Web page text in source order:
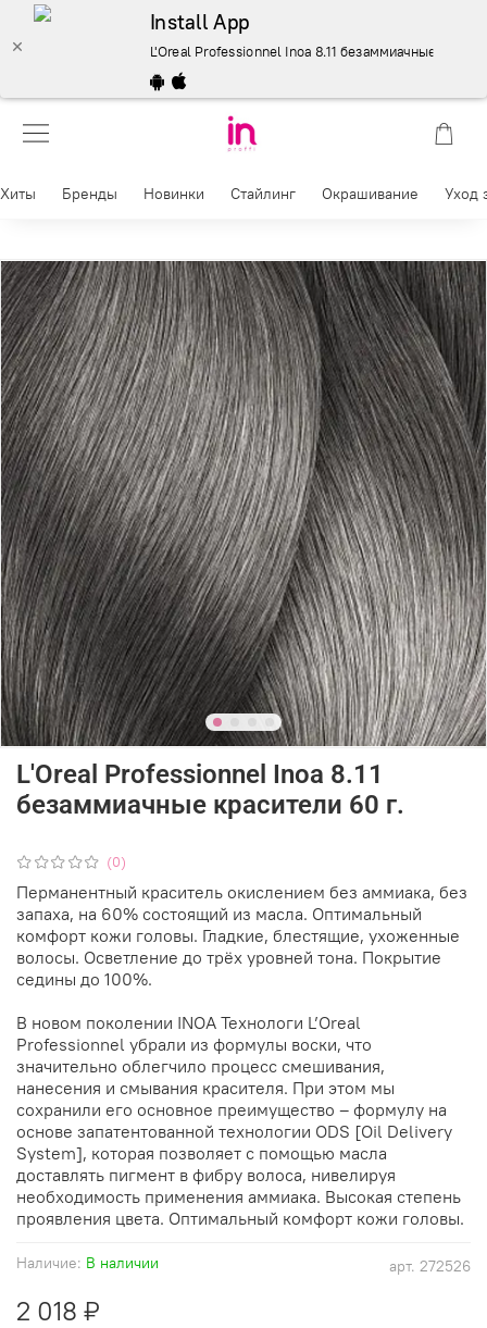
Install App
L'Oreal Professionnel Inoa 8.11 безаммиачные
Хиты Бренды Новинки Стайлинг Окрашивание Уход
(0)
арт. 272526
Наличие: В наличии
L'Oreal Professionnel Inoa 8.11
безаммиачные красители 60 г.
2 018 ₽
Перманентный краситель окислением без аммиака, без
запаха, на 60% состоящий из масла. Оптимальный
комфорт кожи головы. Гладкие, блестящие, ухоженные
волосы. Осветление до трёх уровней тона. Покрытие
седины до 100%.
В новом поколении INOA Технологи L’Oreal
Professionnel убрали из формулы воски, что
значительно облегчило процесс смешивания,
нанесения и смывания красителя. При этом мы
сохранили его основное преимущество – формулу на
основе запатентованной технологии ODS [Oil Delivery
System], которая позволяет с помощью масла
доставлять пигмент в фибру волоса, нивелируя
необходимость применения аммиака. Высокая степень
проявления цвета. Оптимальный комфорт кожи головы.